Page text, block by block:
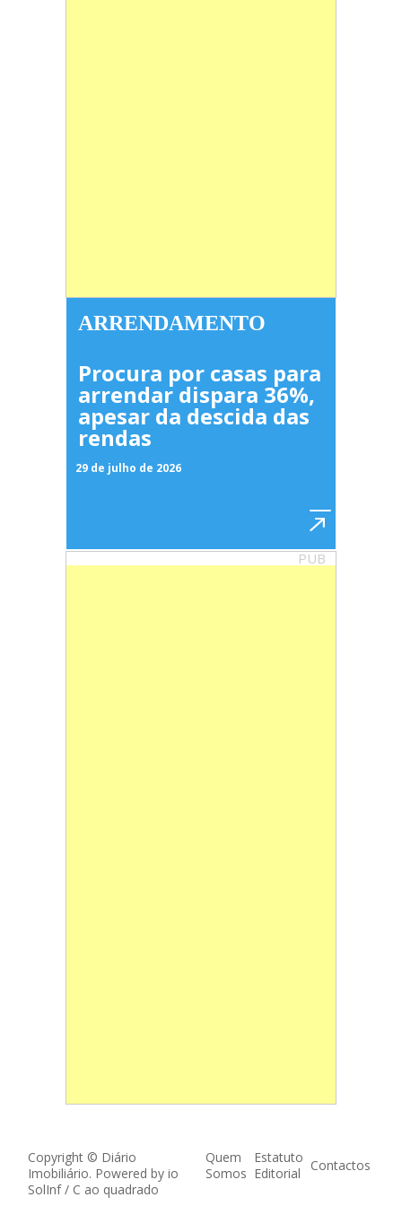
ARRENDAMENTO
Procura por casas para
arrendar dispara 36%,
apesar da descida das
rendas
29 de julho de 2026
PUB
Copyright © Diário
Imobiliário. Powered by io
SolInf/ C ao quadrado
Quem
Somos
Estatuto
Editorial
Contactos